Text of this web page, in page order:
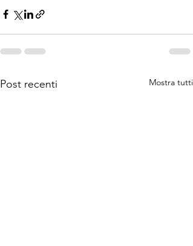
Post recenti Mostra tutti